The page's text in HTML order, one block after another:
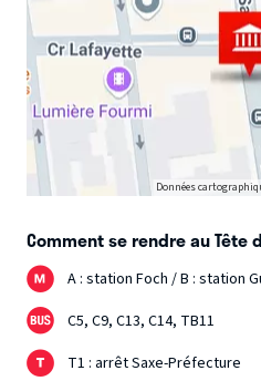
Données
Comment se rendre au Tête
A : station Foch / B : station
C5, C9, C13, C14, TB11
T1 : arrêt Saxe-Préfecture